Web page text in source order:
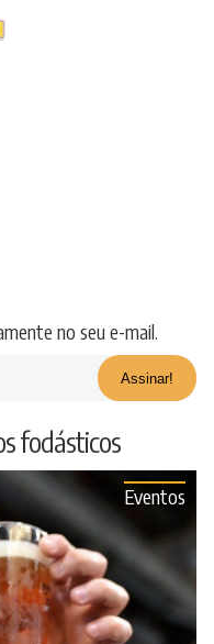
no seu e-mail.
fodásticos
Eventos